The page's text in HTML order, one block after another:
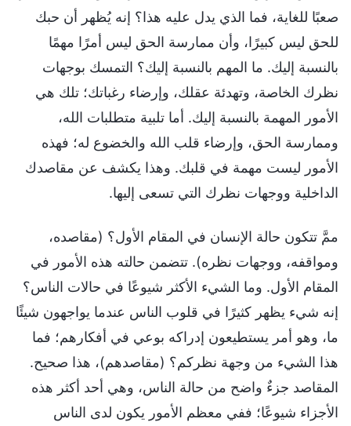
صعبًا للغاية، فما الذي يدل عليه هذا؟ إنه يُظهر أن حبك
للحق ليس كبيرًا، وأن ممارسة الحق ليس أمرًا مهمًا
بالنسبة إليك. ما المهم بالنسبة إليك؟ التمسك بوجهات
نظرك الخاصة، وتهدئة عقلك، وإرضاء رغباتك؛ تلك هي
الأمور المهمة بالنسبة إليك. أما تلبية متطلبات الله،
وممارسة الحق، وإرضاء قلب الله والخضوع له؛ فهذه
الأمور ليست مهمة في قلبك. وهذا يكشف عن مقاصدك
الداخلية ووجهات نظرك التي تسعى إليها.
ممَّ تتكون حالة الإنسان في المقام الأول؟ (مقاصده،
ومواقفه، ووجهات نظره). تتضمن حالته هذه الأمور في
المقام الأول. وما الشيء الأكثر شيوعًا في حالات الناس؟
إنه شيء يظهر كثيرًا في قلوب الناس عندما يواجهون شيئًا
ما، وهو أمر يستطيعون إدراكه بوعي في أفكارهم؛ فما
هذا الشيء من وجهة نظركم؟ (مقاصدهم)، هذا صحيح.
المقاصد جزءٌ واضح من حالة الناس، وهي أحد أكثر هذه
الأجزاء شيوعًا؛ ففي معظم الأمور يكون لدى الناس